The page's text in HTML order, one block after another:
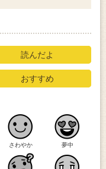
読んだよ
おすすめ
さわやか 夢中